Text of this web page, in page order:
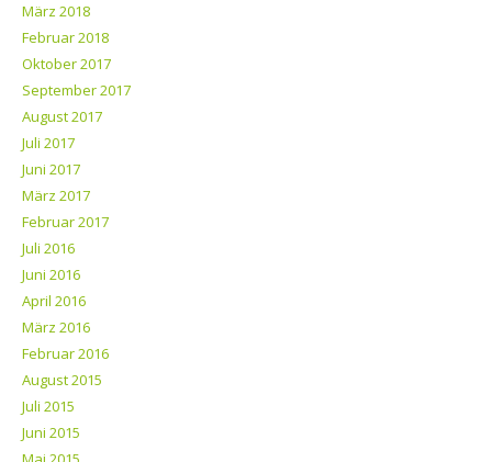
März 2018
Februar 2018
Oktober 2017
September 2017
August 2017
Juli 2017
Juni 2017
März 2017
Februar 2017
Juli 2016
Juni 2016
April 2016
März 2016
Februar 2016
August 2015
Juli 2015
Juni 2015